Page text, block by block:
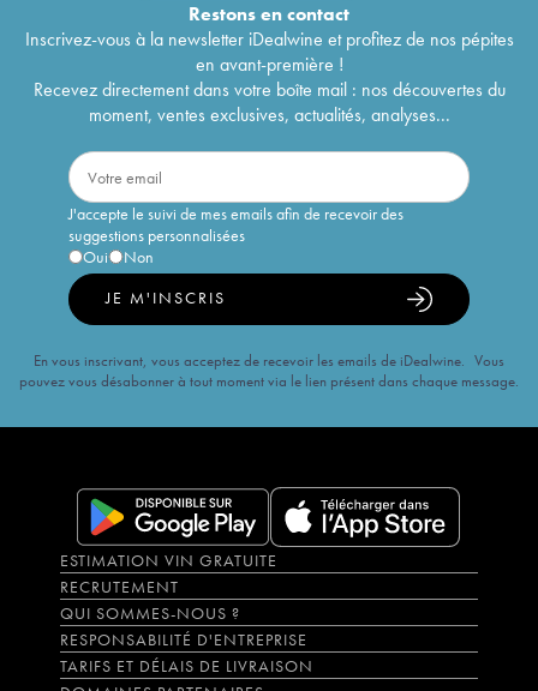
Restons encontact
Inscrivez-vous à la newsletter iDealwine et profitez de nos pépites
en avant-première !
Recevez directement dans votre boîte mail : nos découvertes du
moment, ventes exclusives, actualités, analyses...
J'accepte le suivi de mes emails afin de recevoir des
suggestions personnalisées
Oui
Non
JE M'INSCRIS
En vous inscrivant, vous acceptez de recevoir les emails de iDealwine. Vous
pouvez vous désabonner à tout moment via le lien présent dans chaque message.
ESTIMATION VIN GRATUITE
RECRUTEMENT
QUI SOMMES-NOUS ?
RESPONSABILITÉ D'ENTREPRISE
TARIFS ET DÉLAIS DE LIVRAISON